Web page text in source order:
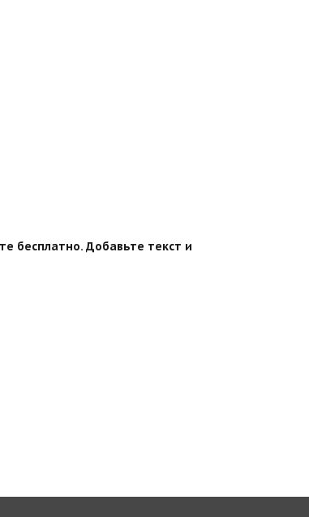
бесплатно. Добавьте текст и